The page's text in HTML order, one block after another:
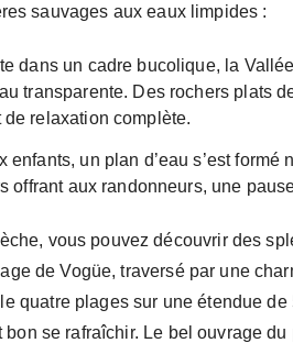
sauvages aux eaux limpides :
dans un cadre bucolique, la
transparente. Des rochers plats
de relaxation complète.
enfants, un plan d’eau s’est
offrant aux randonneurs, une
vous pouvez découvrir des
de Vogüe, traversé par une
quatre plages sur une étendue
se rafraîchir. Le bel ouvrage du